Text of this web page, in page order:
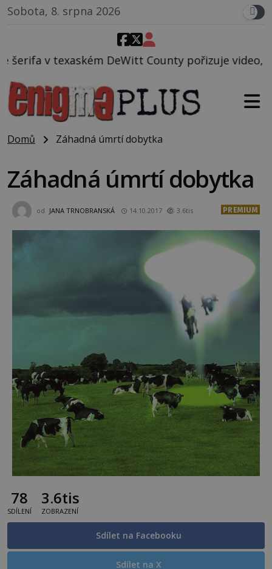
Sobota, 8. srpna 2026
County pořizuje video, na kterém před jeho
Domů Záhadná úmrtí dobytka
Záhadná úmrtí dobytka
od JANA TRNOBRANSKÁ 14.10.2017 3.6tis PREMIUM
78
SDÍLENÍ
3.6tis
ZOBRAZENÍ
Sdílet na Facebooku
Sdílet na X